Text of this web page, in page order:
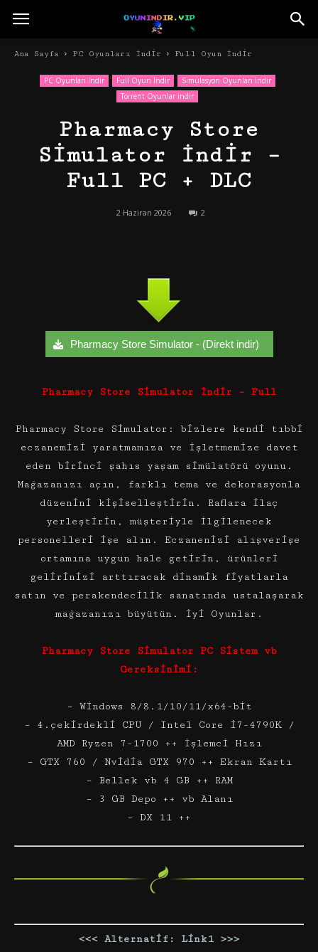
Ana Sayfa PC Oyunları İndir Full Oyun İndir
PC Oyunları İndir Full Oyun İndir
Simülasyon Oyunları İndir
Torrent Oyunlar indir
Pharmacy Store
Simulator İndir –
Full PC + DLC
2 Haziran 2026 2
Pharmacy Store Simulator - (Direkt indir)
Pharmacy Store Simulator İndir – Full
Pharmacy Store Simulator: bizlere kendi tıbbi
eczanemizi yaratmamıza ve işletmemize davet
eden birinci şahıs yaşam simülatörü oyunu.
Mağazanızı açın, farklı tema ve dekorasyonla
düzenini kişiselleştirin. Raflara ilaç
yerleştirin, müşteriyle ilgilenecek
personelleri işe alın. Eczanenizi alışverişe
ortamına uygun hale getirin, ürünleri
gelirinizi arttıracak dinamik fiyatlarla
satın ve perakendecilik sanatında ustalaşarak
mağazanızı büyütün. İyi Oyunlar.
Pharmacy Store Simulator PC Sistem vb
Gereksinimi:
– Windows 8/8.1/10/11/x64-bit
– 4.çekirdekli CPU / Intel Core i7-4790K /
AMD Ryzen 7-1700 ++ İşlemci Hızı
– GTX 760 / Nvidia GTX 970 ++ Ekran Kartı
– Bellek vb 4 GB ++ RAM
– 3 GB Depo ++ vb Alanı
– DX 11 ++
<<< Alternatif: Link1 >>>